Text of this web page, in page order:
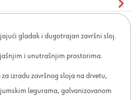
gladak i dugotrajan završni sloj.
i unutrašnjim prostorima.
izradu završnog sloja na drvetu,
legurama, galvanizovanom